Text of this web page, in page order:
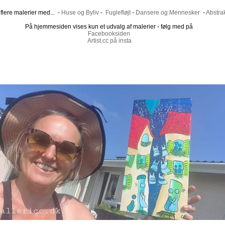
malerier med... - Huse og Byliv- Fuglefløjt- Dansere og Mennesker-
På hjemmesiden vises kun et udvalg af malerier - følg med på
Facebooksiden
Artist.cc på insta